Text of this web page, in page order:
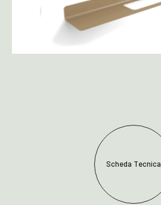
Scheda Tecnica